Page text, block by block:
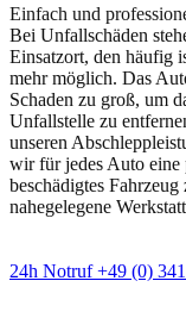
Einfach und
Bei Unfallschäden
Einsatzort, den häufig
mehr möglich. Das
Schaden zu groß, um
Unfallstelle zu
unseren
wir für jedes Auto eine
beschädigtes
nahegelegene
24h Notruf +49 (0)